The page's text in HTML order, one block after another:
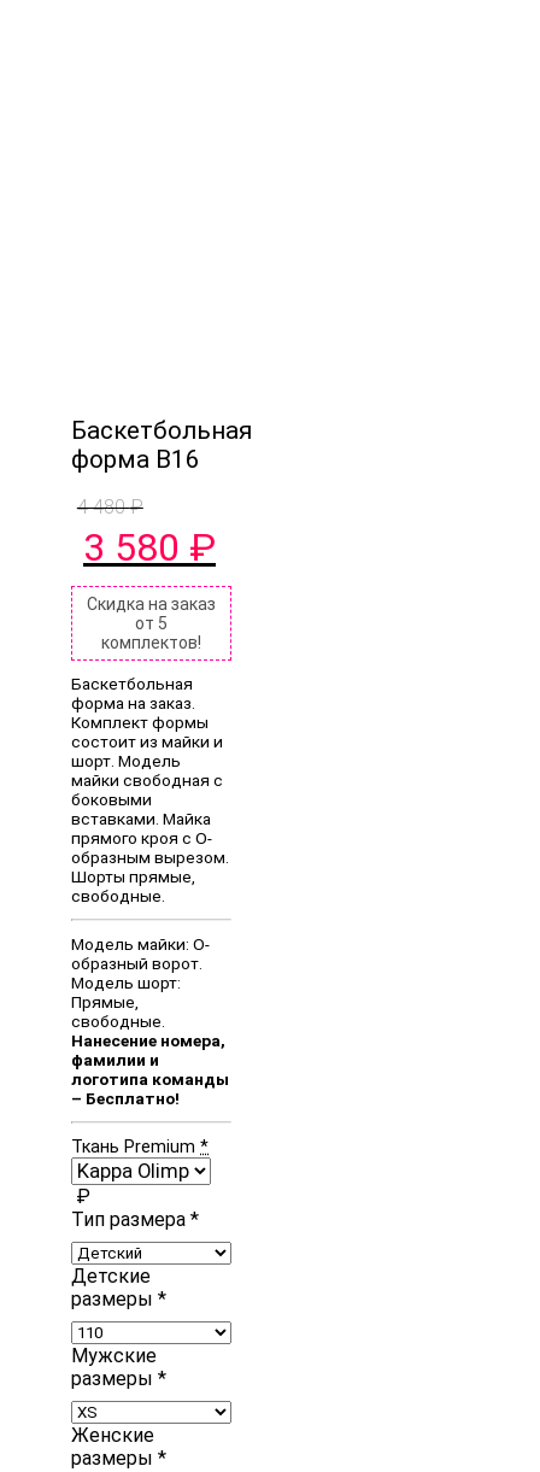
Баскетбольная
форма B16
4 480₽
Первоначальная
цена
составляла
4
480 ₽.
3 580 ₽цена:
3
580 ₽.
Скидка на заказ
от 5
комплектов!
Баскетбольная
форма на заказ.
Комплект формы
состоит из майки и
шорт. Модель
майки свободная с
боковыми
вставками. Майка
прямого кроя с O-
образным вырезом.
Шорты прямые,
свободные.
Модель майки: O-
образный ворот.
Модель шорт:
Прямые,
свободные.
Нанесение номера,
фамилии и
логотипа команды
– Бесплатно!
Ткань Premium *
₽
Тип размера *
Детские
размеры *
Мужские
размеры *
Женские
размеры *